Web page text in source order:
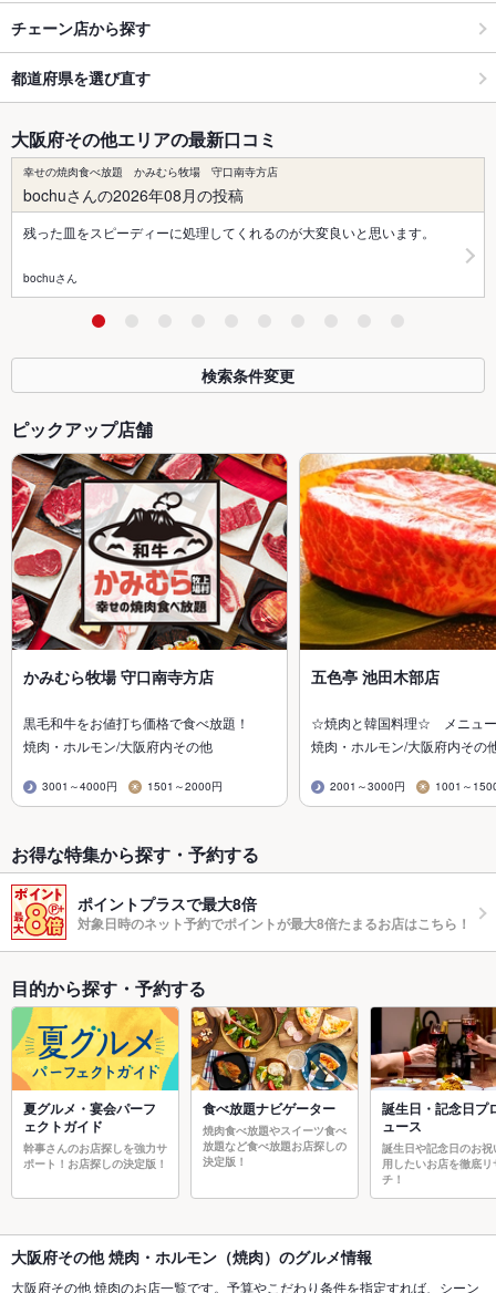
チェーン店から探す
都道府県を選び直す
大阪府その他エリアの最新口コミ
幸せの焼肉食べ放題 かみむら牧場 守口南寺方店
bochuさんの2026年08月の投稿
残った皿をスピーディーに処理してくれるのが大変良いと思います。
bochuさん
検索条件変更
ピックアップ店舗
かみむら牧場 守口南寺方店
黒毛和牛をお値打ち価格で食べ放題！
焼肉・ホルモン/大阪府内その他
3001～4000円 1501～2000円
五色亭 池田木部店
☆焼肉と韓国料理☆ メニュ
焼肉・ホルモン/大阪府内その
2001～3000円 1001～
お得な特集から探す・予約する
ポイントプラスで最大8倍
対象日時のネット予約でポイントが最大8倍たまるお店はこちら！
目的から探す・予約する
夏グルメ・宴会パーフ
ェクトガイド
幹事さんのお店探しを強力サ
ポート！お店探しの決定版！
食べ放題ナビゲーター
焼肉食べ放題やスイーツ食べ
放題など食べ放題お店探しの
決定版！
誕生日・記念日プ
ュース
誕生日や記念日のお祝
用したいお店を徹底リ
チ！
大阪府その他 焼肉・ホルモン（焼肉）のグルメ情報
大阪府その他 焼肉のお店一覧です。予算やこだわり条件を指定すれば、シーン